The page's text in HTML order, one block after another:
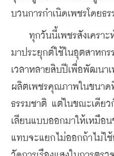
บวนการกำเนิดเพชรโดยธ
ทุกวันนี้เพชรสังเคราะ
มาประยุกต์ใช้ในอุตสาหก
เวลาหลายสิบปีเพื่อพัฒนาเ
ผลิตเพชรคุณภาพในขนาด
ธรรมชาติ แต่ในขณะเดียว
เลียนแบบออกมาให้เหมือ
แทบจะแยกไม่ออกถ้าไม่ใ